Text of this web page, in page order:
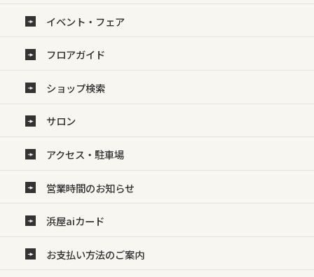
イベント・フェア
フロアガイド
ショップ検索
サロン
アクセス・駐車場
営業時間のお知らせ
浜屋aiカード
お支払い方法のご案内